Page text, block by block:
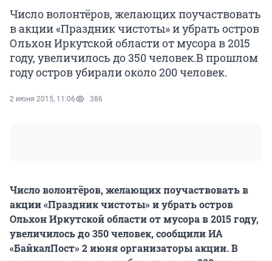
Число волонтёров, желающих поучаствовать
в акции «Праздник чистоты» и убрать остров
Ольхон Иркутской области от мусора в 2015
году, увеличилось до 350 человек.В прошлом
году остров убирали около 200 человек.
2 июня 2015, 11:06 386
Число волонтёров, желающих поучаствовать в
акции «Праздник чистоты» и убрать остров
Ольхон Иркутской области от мусора в 2015 году,
увеличилось до 350 человек, сообщили ИА
«БайкалПост» 2 июня организаторы акции. В